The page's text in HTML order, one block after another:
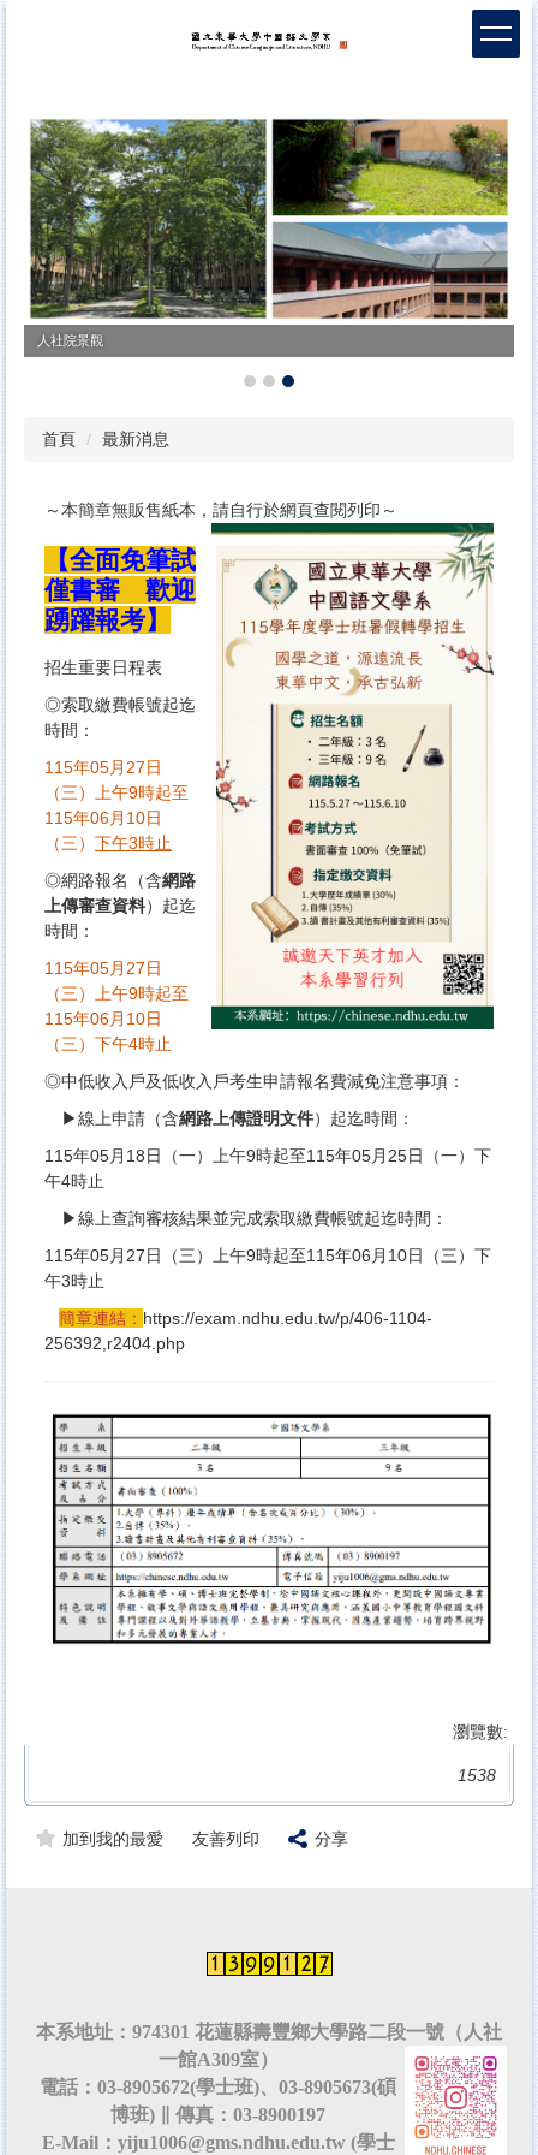
人社院景觀
首頁 最新消息
～本簡章無販售紙本，請自行於網頁查閱列印～
【全面免筆試
僅書審 歡迎
踴躍報考】
招生重要日程表
◎索取繳費帳號起迄
時間：
115年05月27日
（三）上午9時起至
115年06月10日
（三） 下午3時止
◎網路報名（含網路
上傳審查資料）起迄
時間：
115年05月27日
（三）上午9時起至
115年06月10日
（三）下午4時止
◎中低收入戶及低收入戶考生申請報名費減免注意事項：
▶線上申請（含網路上傳證明文件）起迄時間：
115年05月18日（一）上午9時起至115年05月25日（一）下
午4時止
▶線上查詢審核結果並完成索取繳費帳號起迄時間：
115年05月27日（三）上午9時起至115年06月10日（三）下
午3時止
簡章連結： https://exam.ndhu.edu.tw/p/406-1104-
256392,r2404.php
瀏覽數:
1538
加到我的最愛 友善列印 分享
本系地址：974301 花蓮縣壽豐鄉大學路二段一號（人社
一館A309室）
電話：03-8905672(學士班)、03-8905673(碩
博班) ∥ 傳真：03-8900197
E-Mail：yiju1006@gms.ndhu.edu.tw (學士